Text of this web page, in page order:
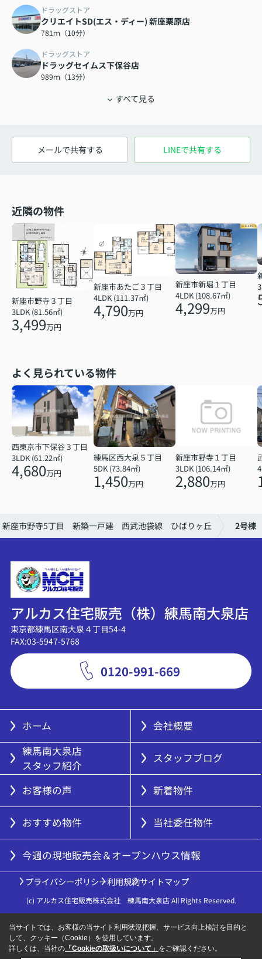
ドラッグストア
クリエイトSD(エス・ディー) 新座栗原店
781ｍ（10分）
ドラッグストア
ドラッグセイムス下保谷店
989ｍ（13分）
すべて見る
メールで共有する LINEで共有する
近隣の物件
新座市野寺３丁目
3LDK (81.56㎡)
3,499万円
新座市あたご３丁目
4LDK (111.37㎡)
4,790万円
新座市新堀１丁目
4LDK (108.67㎡)
4,299万円
よく見られている物件
西東京市下保谷３丁目
3LDK (61.22㎡)
4,680万円
練馬区西大泉５丁目
5DK (73.84㎡)
1,450万円
新座市野寺１丁目
3LDK (106.14㎡)
2,880万円
新座市野寺5丁目 新築一戸建 西武池袋線 ひばりヶ丘 2号棟
アルカス住宅販売（株）練馬南大泉店
東京都練馬区南大泉４丁目54-4
FAX:03-5947-5768
0120-991-669
ホーム
会社概要
練馬南大泉店
スタッフ紹介
スタッフブログ
お客様の声 新着物件
おすすめ物件 当社委任物件
今週の現地販売会＆オープンハウス情報
プライバシーポリシー利用規約サイトマップ
(c) アルカス住宅販売株式会社 練馬南大泉店 All Rights Reserved.
当サイトでは、お客様の当サイト利用状況把握、サービス向上検討を目的と
して、クッキー（Cookie）を使用しています。
詳しくは、当社の 「Cookieの取扱いについて」 をご確認ください。